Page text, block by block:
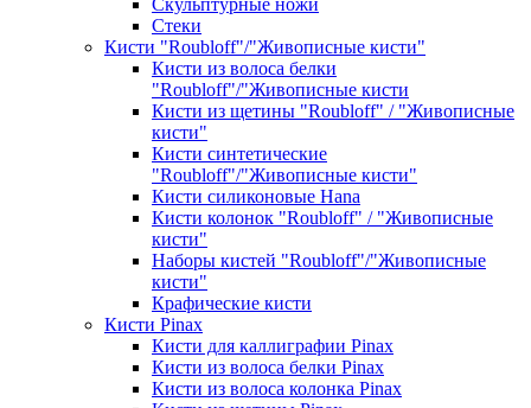
Стеки
Кисти "Roubloff"/"Живописные кисти"
Кисти из волоса белки
"Roubloff"/"Живописные кисти
Кисти из щетины "Roubloff" / "Живописные
кисти"
Кисти синтетические
"Roubloff"/"Живописные кисти"
Кисти силиконовые Hana
Кисти колонок "Roubloff" / "Живописные
кисти"
Наборы кистей "Roubloff"/"Живописные
кисти"
Крафические кисти
Кисти Pinax
Кисти для каллиграфии Pinax
Кисти из волоса белки Pinax
Кисти из волоса колонка Pinax